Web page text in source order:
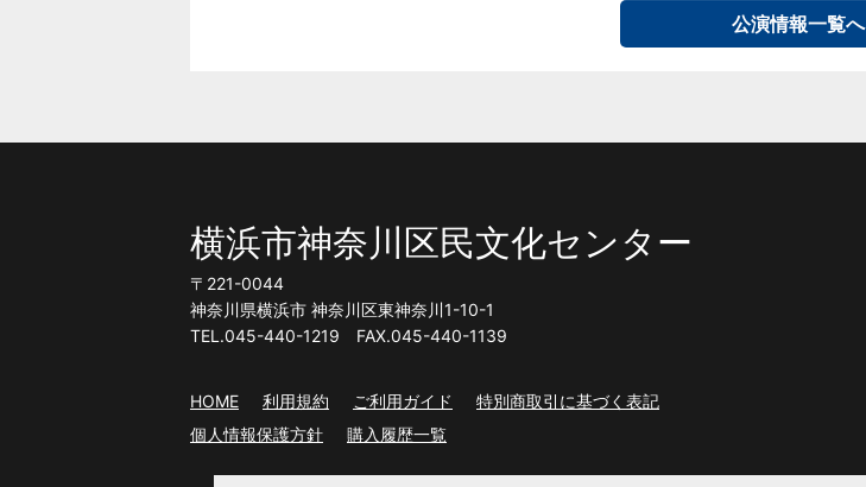
公演情報一覧へ
横浜市神奈川区民文化センター
〒221-0044
神奈川県横浜市 神奈川区東神奈川1-10-1
TEL.045-440-1219 FAX.045-440-1139
HOME 利用規約 ご利用ガイド
特別商取引に基づく表記
個人情報保護方針
購入履歴一覧